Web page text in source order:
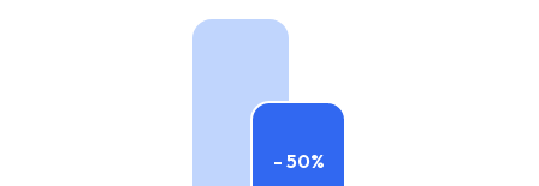
- 50%